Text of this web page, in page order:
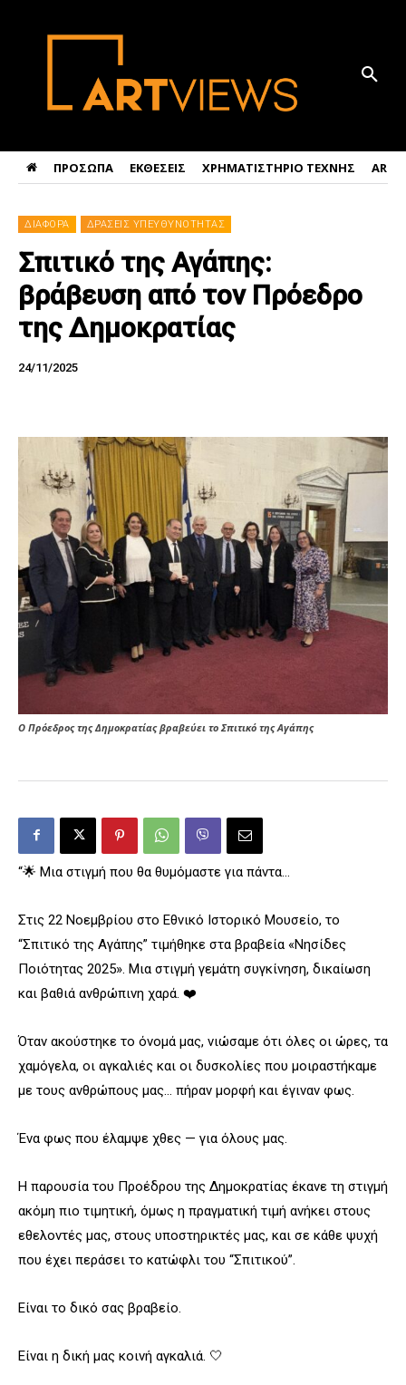
ΠΡΟΣΩΠΑ ΕΚΘΕΣΕΙΣ ΧΡΗΜΑΤΙΣΤΗΡΙΟ ΤΕΧΝΗΣ ART
ΔΙΑΦΟΡΑ ΔΡΑΣΕΙΣ ΥΠΕΥΘΥΝΟΤΗΤΑΣ
Σπιτικό της Αγάπης:
βράβευση από τον Πρόεδρο
της Δημοκρατίας
24/11/2025
Ο Πρόεδρος της Δημοκρατίας βραβεύει το Σπιτικό της Αγάπης
“🌟 Μια στιγμή που θα θυμόμαστε για πάντα…
Στις 22 Νοεμβρίου στο Εθνικό Ιστορικό Μουσείο, το
“Σπιτικό της Αγάπης” τιμήθηκε στα βραβεία «Νησίδες
Ποιότητας 2025». Μια στιγμή γεμάτη συγκίνηση, δικαίωση
και βαθιά ανθρώπινη χαρά. ❤️
Όταν ακούστηκε το όνομά μας, νιώσαμε ότι όλες οι ώρες, τα
χαμόγελα, οι αγκαλιές και οι δυσκολίες που μοιραστήκαμε
με τους ανθρώπους μας… πήραν μορφή και έγιναν φως.
Ένα φως που έλαμψε χθες — για όλους μας.
Η παρουσία του Προέδρου της Δημοκρατίας έκανε τη στιγμή
ακόμη πιο τιμητική, όμως η πραγματική τιμή ανήκει στους
εθελοντές μας, στους υποστηρικτές μας, και σε κάθε ψυχή
που έχει περάσει το κατώφλι του “Σπιτικού”.
Είναι το δικό σας βραβείο.
Είναι η δική μας κοινή αγκαλιά. 🤍